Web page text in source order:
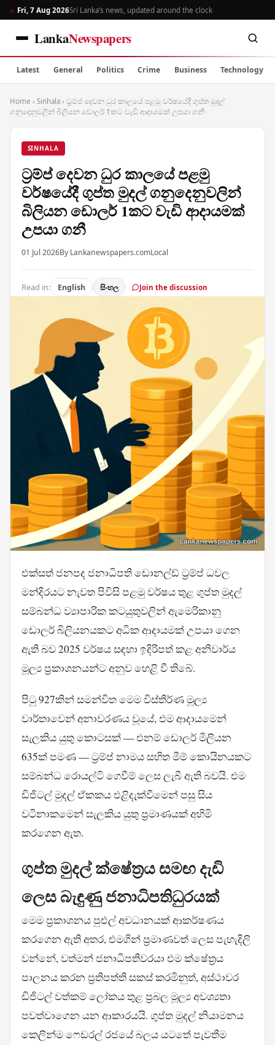
Fri, 7 Aug 2026Sri Lanka’s news, updated around the clock
LankaNewspapers
Latest General Politics Crime Business Technology
Home › Sinhala › ට්‍රම්ප් දෙවන ධුර කාලයේ පළමු වර්ෂයේදී ගුප්ත මුදල්
ගනුදෙනුවලින් බිලියන ඩොලර් 1කට වැඩි ආදායමක් උපයා ගනී
SINHALA
ට්‍රම්ප් දෙවන ධුර කාලයේ පළමු
වර්ෂයේදී ගුප්ත මුදල් ගනුදෙනුවලින්
බිලියන ඩොලර් 1කට වැඩි ආදායමක්
උපයා ගනී
01 Jul 2026By Lankanewspapers.comLocal
Read in: English සිංහල Join the discussion
එක්සත් ජනපද ජනාධිපති ඩොනල්ඩ් ට්‍රම්ප් ධවල
මන්දිරයට නැවත පිවිසි පළමු වර්ෂය තුළ ගුප්ත මුදල්
සම්බන්ධ ව්‍යාපාරික කටයුතුවලින් ඇමෙරිකානු
ඩොලර් බිලියනයකට අධික ආදායමක් උපයා ගෙන
ඇති බව 2025 වර්ෂය සඳහා ඉදිරිපත් කළ අනිවාර්ය
මූල්‍ය ප්‍රකාශනයන්ට අනුව හෙළි වී තිබේ.
පිටු 927කින් සමන්විත මෙම විස්තීර්ණ මූල්‍ය
වාර්තාවෙන් අනාවරණය වූයේ, එම ආදායමෙන්
සැලකිය යුතු කොටසක් — එනම් ඩොලර් මිලියන
635ක් පමණ — ට්‍රම්ප් නාමය සහිත මීම් කොයිනයකට
සම්බන්ධ රොයල්ටි ගෙවීම් ලෙස ලැබී ඇති බවයි. එම
ඩිජිටල් මුදල් ඒකකය එළිදැක්වීමෙන් පසු සිය
වටිනාකමෙන් සැලකිය යුතු ප්‍රමාණයක් අහිමි
කරගෙන ඇත.
ගුප්ත මුදල් ක්ෂේත්‍රය සමඟ දැඩි
ලෙස බැඳුණු ජනාධිපතිධුරයක්
මෙම ප්‍රකාශනය පුළුල් අවධානයක් ආකර්ෂණය
කරගෙන ඇති අතර, එමගින් ප්‍රමාණවත් ලෙස පැහැදිලි
වන්නේ, වත්මන් ජනාධිපතිවරයා එම ක්ෂේත්‍රය
පාලනය කරන ප්‍රතිපත්ති සකස් කරමිනුත්, අස්ථාවර
ඩිජිටල් වත්කම් ලෝකය තුළ ප්‍රබල මූල්‍ය අවශ්‍යතා
පවත්වාගෙන යන ආකාරයයි. ගුප්ත මුදල් නියාමනය
කෙලින්ම ෆෙඩරල් රජයේ බලය යටතේ පැවතීම